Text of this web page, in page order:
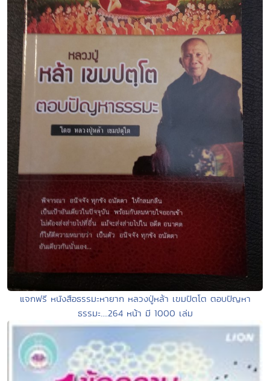
แจกฟรี หนังสือธรรมะหายาก หลวงปู่หล้า เขมปัตโต ตอบปัญหา
ธรรมะ....264 หน้า มี 1000 เล่ม